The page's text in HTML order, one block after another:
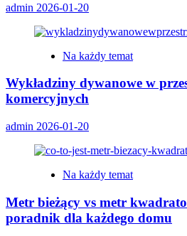
admin 2026-01-20
Na każdy temat
Wykładziny dywanowe w
komercyjnych
admin 2026-01-20
Na każdy temat
Metr bieżący vs metr
poradnik dla każdego domu